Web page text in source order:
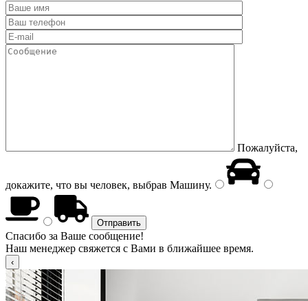
Пожалуйста,
докажите, что вы человек, выбрав Машину.
Спасибо за Ваше сообщение!
Наш менеджер свяжется с Вами в ближайшее время.